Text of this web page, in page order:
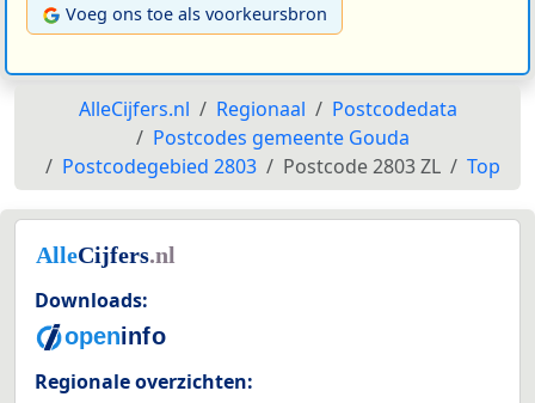
Voeg ons toe als voorkeursbron
AlleCijfers.nl Regionaal
Postcodedata
Postcodes gemeente Gouda
Postcodegebied 2803
Postcode 2803 ZL Top
Downloads:
Regionale overzichten: